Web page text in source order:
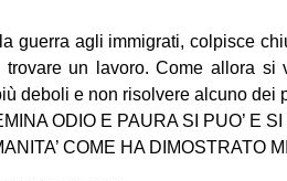
guerra agli immigrati, colpisce
un lavoro. Come allora si
deboli e non risolvere alcuno dei
ODIO E PAURA SI PUO’ E
COME HA DIMOSTRATO